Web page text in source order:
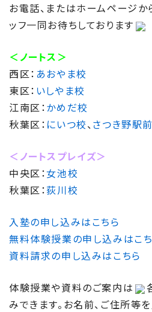
お電話、またはホームページか
ッフ一同お待ちしております
＜ノートス＞
西区： あおやま校
東区： いしやま校
江南区：かめだ校
秋葉区： にいつ校、さつき野駅
＜ノートスプレイズ＞
中央区：女池校
秋葉区：荻川校
入塾の申し込みはこちら
無料体験授業の申し込みはこ
資料請求の申し込みはこちら
体験授業や資料のご案内は
みできます。お名前、ご住所等